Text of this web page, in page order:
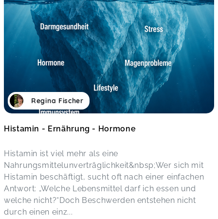
Regina Fischer
Histamin - Ernährung - Hormone
Histamin ist viel mehr als eine
Nahrungsmittelunverträglichkeit&nbsp;Wer sich mit
Histamin beschäftigt, sucht oft nach einer einfachen
Antwort: „Welche Lebensmittel darf ich essen und
welche nicht?“Doch Beschwerden entstehen nicht
durch einen einz...